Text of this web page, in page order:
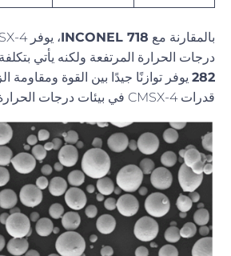
بالمقارنة مع INCONEL 718
درجات الحرارة المرتفعة ولكنه يأتي
282يوفر توازنًا جيدًا بين القوة ومقاومة
قدرات CMSX-4 في بيئات درجات الحرارة المرتفعة للغاية.